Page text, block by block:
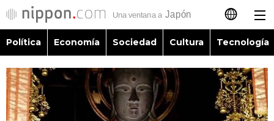
日本語
English
简体字
Política
Política Economía Sociedad Cultura Tecnología